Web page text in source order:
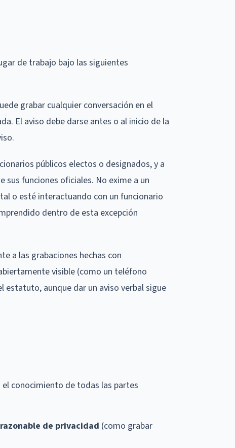
de trabajo bajo las siguientes
grabar cualquier conversación en el
El aviso debe darse antes o al inicio de la
públicos electos o designados, y a
sus funciones oficiales. No exime a un
o esté interactuando con un funcionario
dentro de esta excepción
a las grabaciones hechas con
visible (como un teléfono
estatuto, aunque dar un aviso verbal sigue
conocimiento de todas las partes
de privacidad (como grabar